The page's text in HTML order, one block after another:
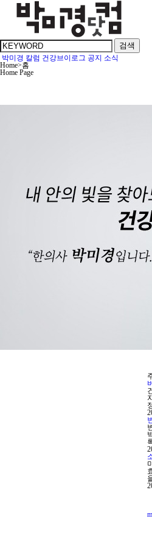
검색
박미경 칼럼 건강브이로그 공지 소식
Home>홈
Home Page